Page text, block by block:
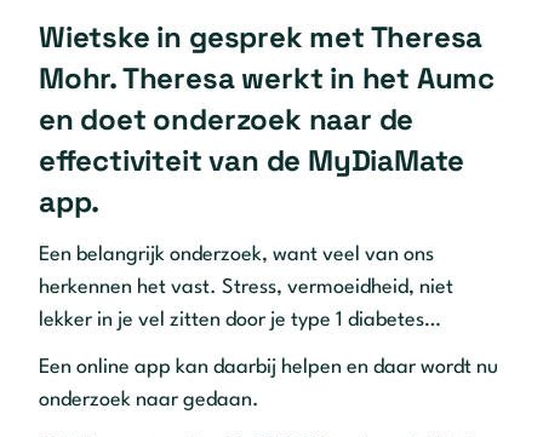
Wietske in gesprek met Theresa
Mohr. Theresa werkt in het Aumc
en doet onderzoek naar de
effectiviteit van de MyDiaMate
app.
Een belangrijk onderzoek, want veel van ons
herkennen het vast. Stress, vermoeidheid, niet
lekker in je vel zitten door je type 1 diabetes…
Een online app kan daarbij helpen en daar wordt nu
onderzoek naar gedaan.